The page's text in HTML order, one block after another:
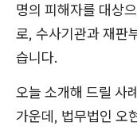
명의 피해자를 대상
로, 수사기관과 재판
습니다.
오늘 소개해 드릴 사
가운데, 법무법인 오